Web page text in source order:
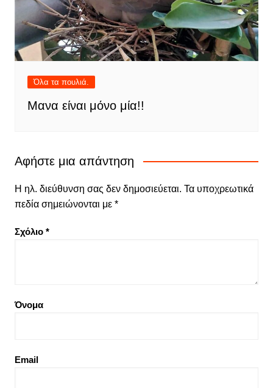
Όλα τα πουλιά.
Μανα είναι μόνο μία!!
Αφήστε μια απάντηση
Η ηλ. διεύθυνση σας δεν δημοσιεύεται. Τα υποχρεωτικά
πεδία σημειώνονται με *
Σχόλιο *
Όνομα
Email